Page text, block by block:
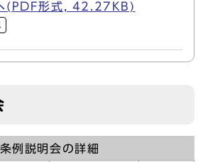
(PDF形式, 42.27KB)
条例説明会の詳細